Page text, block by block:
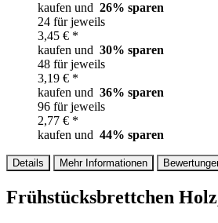
kaufen und 26% sparen
24 für jeweils
3,45 € *
kaufen und 30% sparen
48 für jeweils
3,19 € *
kaufen und 36% sparen
96 für jeweils
2,77 € *
kaufen und 44% sparen
Details Mehr Informationen
Frühstücksbrettchen